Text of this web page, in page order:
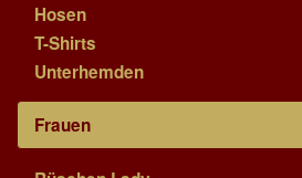
Hosen
T-Shirts
Unterhemden
Frauen